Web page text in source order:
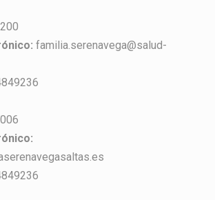
familia.serenavega@salud-